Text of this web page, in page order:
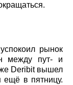
рынок
между пут- и
Deribit вышел
ещё в пятницу.